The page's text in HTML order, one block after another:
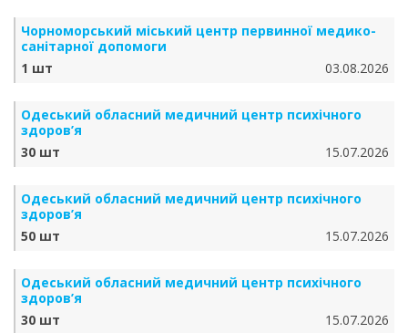
Чорноморський міський центр первинної медико-
санітарної допомоги
1 шт
03.08.2026
Одеський обласний медичний центр психічного
здоров’я
30 шт
15.07.2026
Одеський обласний медичний центр психічного
здоров’я
50 шт
15.07.2026
Одеський обласний медичний центр психічного
здоров’я
30 шт
15.07.2026